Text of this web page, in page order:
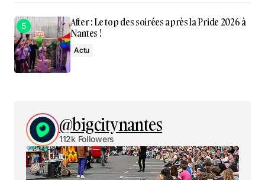
After : Le top des soirées après la Pride 2026 à
Nantes !
Actu
@bigcitynantes
112k Followers